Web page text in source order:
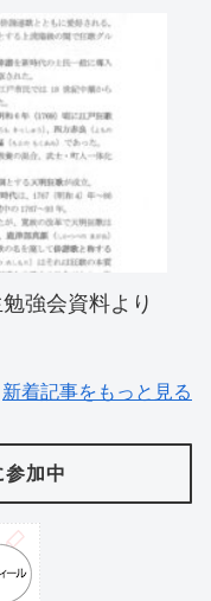
強会資料より
新着記事をもっと見る
参加中